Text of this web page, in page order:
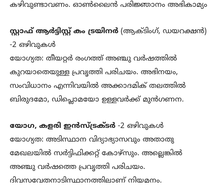
കഴിവുണ്ടാവണം. ഓണ്‍ലൈന്‍ പരിജ്ഞാനം അഭികാമ്യം
സ്റ്റാഫ് ആര്‍ട്ടിസ്റ്റ് കം ട്രയിനര്‍ (ആക്ടിംഗ്, ഡയറക്ഷന്‍)
-2 ഒഴിവുകള്‍
യോഗ്യത: തീയറ്റര്‍ രംഗത്ത് അഞ്ചു വര്‍ഷത്തില്‍
കുറയാതെയുള്ള പ്രവൃത്തി പരിചയം. അഭിനയം,
സംവിധാനം എന്നിവയില്‍ അക്കാദമിക് തലത്തില്‍
ബിരുദമോ, ഡിപ്ലൊമയോ ഉള്ളവര്‍ക്ക് മുന്‍ഗണന.
യോഗ, കളരി ഇന്‍സ്ട്രക്ടര്‍ -2 ഒഴിവുകള്‍
യോഗ്യത: അടിസ്ഥാന വിദ്യാഭ്യാസവും അതാതു
മേഖലയില്‍ സര്‍ട്ടിഫിക്കറ്റ് കോഴ്‌സും. അല്ലെങ്കില്‍
അഞ്ചു വര്‍ഷത്തെ പ്രവൃത്തി പരിചയം.
ദിവസവേതനാടിസ്ഥാനത്തിലാണ് നിയമനം.